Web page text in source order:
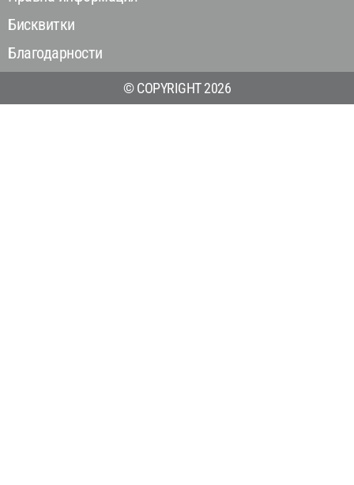
Бисквитки
Благодарности
© COPYRIGHT 2026